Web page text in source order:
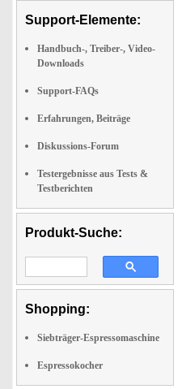
Support-Elemente:
Handbuch-, Treiber-, Video-
Downloads
Support-FAQs
Erfahrungen, Beiträge
Diskussions-Forum
Testergebnisse aus Tests &
Testberichten
Produkt-Suche:
Shopping:
Siebträger-Espressomaschine
Espressokocher